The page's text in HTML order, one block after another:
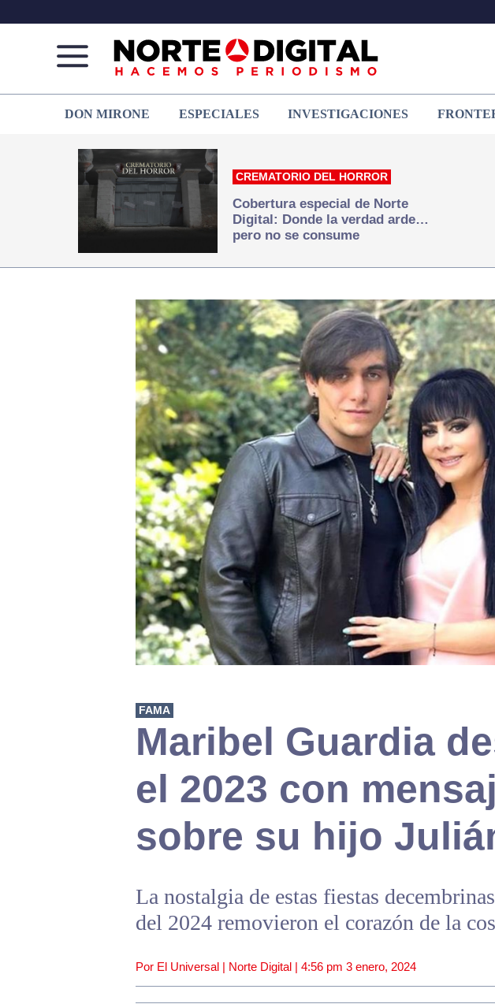
de
Juárez
que
hacemos periodismo
DON MIRONE ESPECIALES INVESTIGACIONES
CREMATORIO DEL HORROR
Cobertura especial de Norte
Digital: Donde la verdad arde…
pero no se consume
FAMA
Maribel Guardia
el 2023 con
sobre su hijo
La nostalgia de estas fiestas
del 2024 removieron el corazón de la
Por El Universal | Norte Digital | 4:56 pm 3 enero, 2024